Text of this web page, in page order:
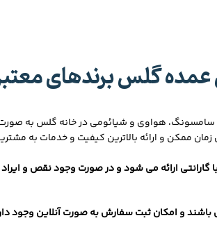
گلس برندهای
هواوی و شیائومی در خانه گلس به
ممکن و ارائه بالاترین کیفیت و خدمات به
گارانتی ارائه می شود و در صورت وجود نقص و
و امکان ثبت سفارش به صورت آنلاین وجود